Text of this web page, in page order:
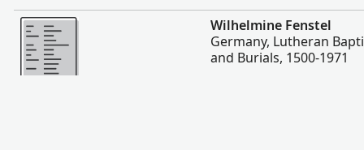
Plis
Wilhelmine Fenstel
Germany, Lutheran
and Burials, 1500-1971